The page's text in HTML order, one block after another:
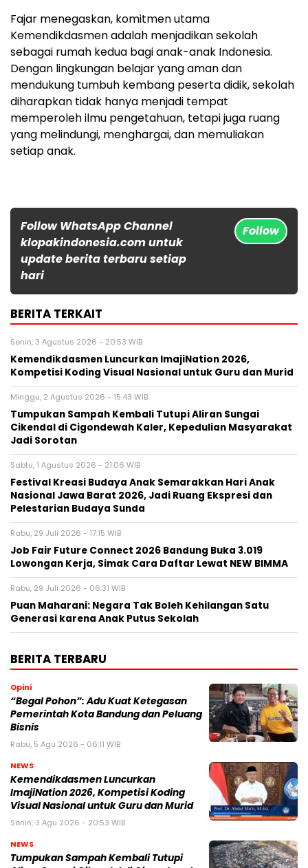
Fajar menegaskan, komitmen utama
Kemendikdasmen adalah menjadikan sekolah
sebagai rumah kedua bagi anak-anak Indonesia.
Dengan lingkungan belajar yang aman dan
mendukung tumbuh kembang peserta didik, sekolah
diharapkan tidak hanya menjadi tempat
memperoleh ilmu pengetahuan, tetapi juga ruang
yang melindungi, menghargai, dan memuliakan
setiap anak.
Follow WhatsApp Channel
klopakindonesia.com untuk
update berita terbaru setiap
hari
Follow
BERITA TERKAIT
Senin, 3 Agustus 2026 - 20:53 WIB
Kemendikdasmen Luncurkan ImajiNation 2026,
Kompetisi Koding Visual Nasional untuk Guru dan Murid
Minggu, 2 Agustus 2026 - 15:43 WIB
Tumpukan Sampah Kembali Tutupi Aliran Sungai
Cikendal di Cigondewah Kaler, Kepedulian Masyarakat
Jadi Sorotan
Sabtu, 1 Agustus 2026 - 21:06 WIB
Festival Kreasi Budaya Anak Semarakkan Hari Anak
Nasional Jawa Barat 2026, Jadi Ruang Ekspresi dan
Pelestarian Budaya Sunda
Rabu, 29 Juli 2026 - 17:15 WIB
Job Fair Future Connect 2026 Bandung Buka 3.019
Lowongan Kerja, Simak Cara Daftar Lewat NEW BIMMA
Rabu, 29 Juli 2026 - 06:31 WIB
Puan Maharani: Negara Tak Boleh Kehilangan Satu
Generasi karena Anak Putus Sekolah
BERITA TERBARU
Opini
“Begal Pohon”: Adu Kuat Ketegasan
Pemerintah Kota Bandung dan Peluang
Bisnis
Rabu, 5 Agu 2026 - 06:11 WIB
NEWS
Kemendikdasmen Luncurkan
ImajiNation 2026, Kompetisi Koding
Visual Nasional untuk Guru dan Murid
Senin, 3 Agu 2026 - 20:53 WIB
NEWS
Tumpukan Sampah Kembali Tutupi